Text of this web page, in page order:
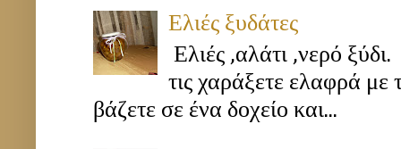
Ελιές ξυδάτες
Ελιές ,αλάτι ,νερό
τις χαράξετε ελαφρά με
βάζετε σε ένα δοχείο και...